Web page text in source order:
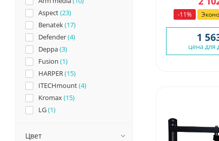
-11%
1
цена для
Aspect(23)
Benatek(17)
Defender(4)
Deppa(3)
Fusion (1)
HARPER(15)
ITECHmount(4)
Kromax(15)
LG(1)
ONKRON
Цвет